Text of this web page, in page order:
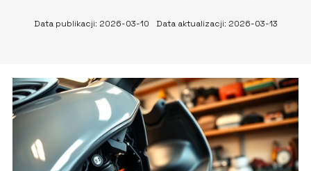
Data publikacji: 2026-03-10 Data aktualizacji: 2026-03-13